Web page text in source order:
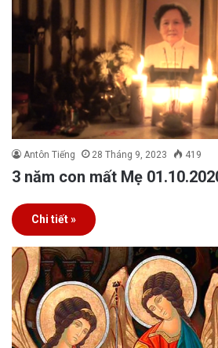
Antôn Tiếng 28 Tháng 9, 2023 419
3 năm con mất Mẹ
Chi tiết »